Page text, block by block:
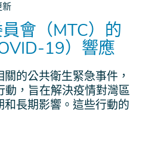
新
會（MTC）的
19）響應
的公共衛生緊急事件，
動，旨在解決疫情對灣區
長期影響。這些行動的